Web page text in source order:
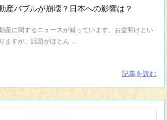
産バブルが崩壊？日本への影響は？
産に関するニュースが減っています。お盆明けとい
ますが、話題がほとん ...
記事を読む